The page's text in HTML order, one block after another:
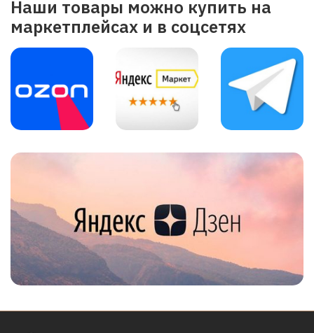
Наши товары можно купить на
маркетплейсах и в соцсетях